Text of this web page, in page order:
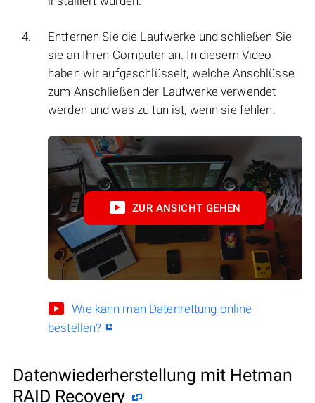
Entfernen Sie die Laufwerke und schließen Sie
sie an Ihren Computer an. In diesem Video
haben wir aufgeschlüsselt, welche Anschlüsse
zum Anschließen der Laufwerke verwendet
werden und was zu tun ist, wenn sie fehlen.
ZUR ANSICHT GEHEN
Wie kann man Datenrettung online
bestellen?
Datenwiederherstellung mit Hetman
RAID Recovery